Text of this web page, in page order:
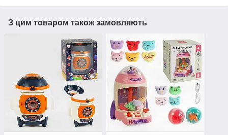
З цим товаром також замовляють